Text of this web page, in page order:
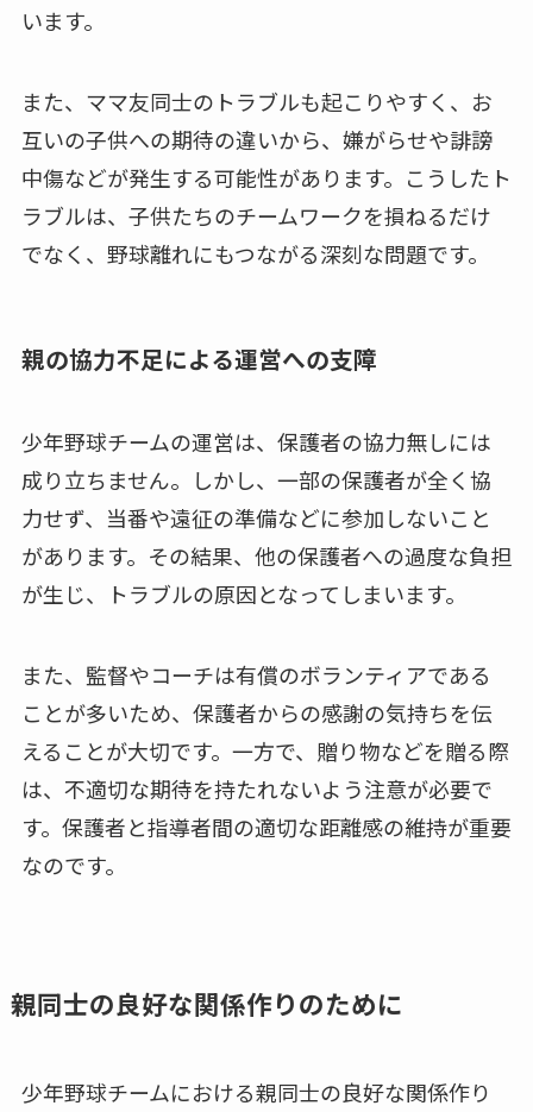
います。
また、ママ友同士のトラブルも起こりやすく、お
互いの子供への期待の違いから、嫌がらせや誹謗
中傷などが発生する可能性があります。こうしたト
ラブルは、子供たちのチームワークを損ねるだけ
でなく、野球離れにもつながる深刻な問題です。
親の協力不足による運営への支障
少年野球チームの運営は、保護者の協力無しには
成り立ちません。しかし、一部の保護者が全く協
力せず、当番や遠征の準備などに参加しないこと
があります。その結果、他の保護者への過度な負担
が生じ、トラブルの原因となってしまいます。
また、監督やコーチは有償のボランティアである
ことが多いため、保護者からの感謝の気持ちを伝
えることが大切です。一方で、贈り物などを贈る際
は、不適切な期待を持たれないよう注意が必要で
す。保護者と指導者間の適切な距離感の維持が重要
なのです。
親同士の良好な関係作りのために
少年野球チームにおける親同士の良好な関係作り